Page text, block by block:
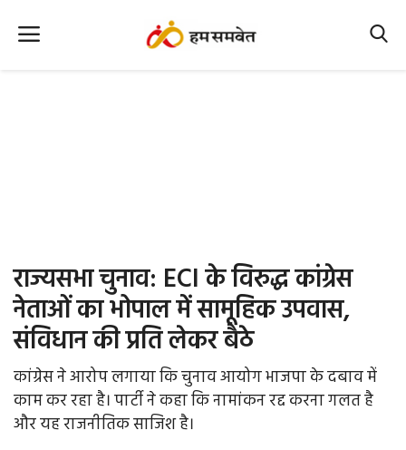
Office Office
Political Gossips
Farm & Food
Opinion
राज्यसभा चुनाव: ECI के विरुद्ध कांग्रेस
नेताओं का भोपाल में सामूहिक उपवास,
संविधान की प्रति लेकर बैठे
कांग्रेस ने आरोप लगाया कि चुनाव आयोग भाजपा के दबाव में
काम कर रहा है। पार्टी ने कहा कि नामांकन रद्द करना गलत है
और यह राजनीतिक साजिश है।